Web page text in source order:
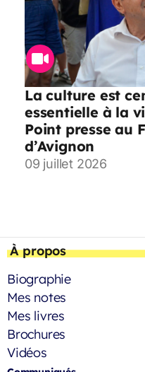
La culture est
essentielle à la
Point presse au
d’Avignon
09 juillet 2026
À propos
Biographie
Mes notes
Mes livres
Brochures
Vidéos